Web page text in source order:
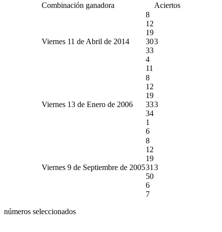
Combinación ganadora Aciertos
Viernes 11 de Abril de 2014
8
12
19
30
33
4
11
3
Viernes 13 de Enero de 2006
8
12
19
33
34
1
6
3
Viernes 9 de Septiembre de 2005
8
12
19
31
50
6
7
3
números seleccionados